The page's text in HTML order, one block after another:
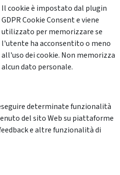
Il cookie è impostato dal plugin
GDPR Cookie Consent e viene
utilizzato per memorizzare se
l'utente ha acconsentito o meno
all'uso dei cookie. Non memorizza
alcun dato personale.
determinate funzionalità
del sito Web su piattaforme
e altre funzionalità di